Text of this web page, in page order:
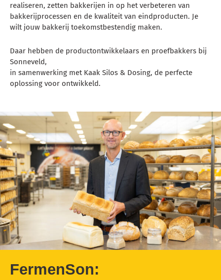
realiseren, zetten bakkerijen in op het verbeteren van
bakkerijprocessen en de kwaliteit van eindproducten. Je
wilt jouw bakkerij toekomstbestendig maken.
Daar hebben de productontwikkelaars en proefbakkers bij
Sonneveld,
in samenwerking met Kaak Silos & Dosing, de perfecte
oplossing voor ontwikkeld.
FermenSon: